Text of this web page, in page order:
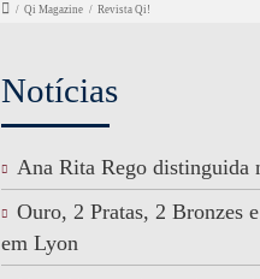
/ Qi Magazine / Revista Qi!
Notícias
Ana Rita Rego distinguida
Ouro, 2 Pratas, 2 Bronzes
em Lyon